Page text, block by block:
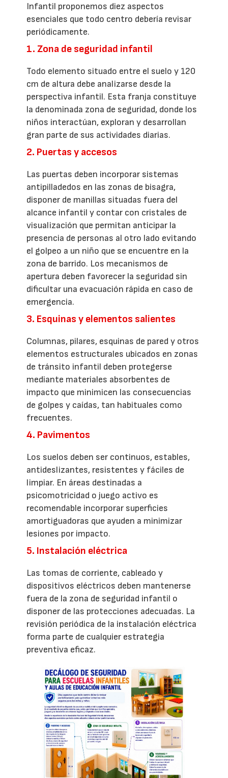
Infantil proponemos diez aspectos
esenciales que todo centro debería revisar
periódicamente.
1. Zona de seguridad infantil
Todo elemento situado entre el suelo y 120
cm de altura debe analizarse desde la
perspectiva infantil. Esta franja constituye
la denominada zona de seguridad, donde los
niños interactúan, exploran y desarrollan
gran parte de sus actividades diarias.
2. Puertas y accesos
Las puertas deben incorporar sistemas
antipilladedos en las zonas de bisagra,
disponer de manillas situadas fuera del
alcance infantil y contar con cristales de
visualización que permitan anticipar la
presencia de personas al otro lado evitando
el golpeo a un niño que se encuentre en la
zona de barrido. Los mecanismos de
apertura deben favorecer la seguridad sin
dificultar una evacuación rápida en caso de
emergencia.
3. Esquinas y elementos salientes
Columnas, pilares, esquinas de pared y otros
elementos estructurales ubicados en zonas
de tránsito infantil deben protegerse
mediante materiales absorbentes de
impacto que minimicen las consecuencias
de golpes y caídas, tan habituales como
frecuentes.
4. Pavimentos
Los suelos deben ser continuos, estables,
antideslizantes, resistentes y fáciles de
limpiar. En áreas destinadas a
psicomotricidad o juego activo es
recomendable incorporar superficies
amortiguadoras que ayuden a minimizar
lesiones por impacto.
5. Instalación eléctrica
Las tomas de corriente, cableado y
dispositivos eléctricos deben mantenerse
fuera de la zona de seguridad infantil o
disponer de las protecciones adecuadas. La
revisión periódica de la instalación eléctrica
forma parte de cualquier estrategia
preventiva eficaz.